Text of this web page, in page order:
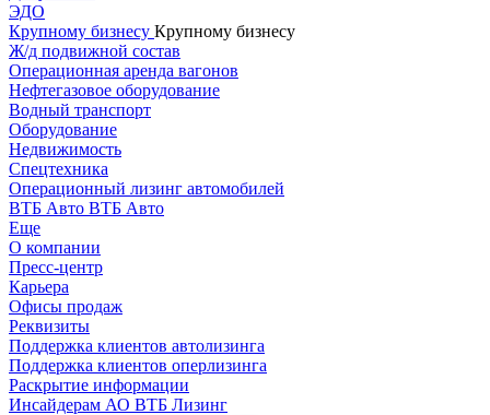
ЭДО
Крупному бизнесу Крупному бизнесу
Ж/д подвижной состав
Операционная аренда вагонов
Нефтегазовое оборудование
Водный транспорт
Оборудование
Недвижимость
Спецтехника
Операционный лизинг автомобилей
ВТБ Авто ВТБ Авто
Еще
О компании
Пресс-центр
Карьера
Офисы продаж
Реквизиты
Поддержка клиентов автолизинга
Поддержка клиентов оперлизинга
Раскрытие информации
Инсайдерам АО ВТБ Лизинг